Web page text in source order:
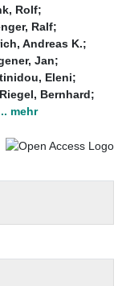
Rolf;
Ralf;
Andreas K.;
Jan;
Eleni;
Riegel, Bernhard;
mehr